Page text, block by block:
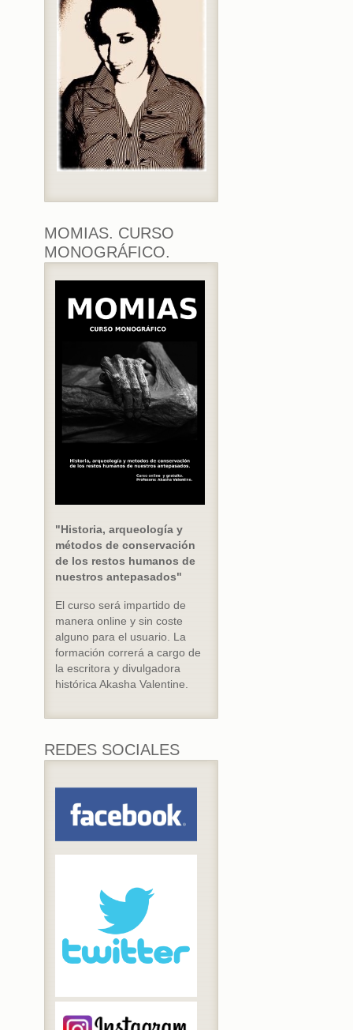
MOMIAS. CURSO
MONOGRÁFICO.
"Historia, arqueología y
métodos de conservación
de los restos humanos de
nuestros antepasados"
El curso será impartido de
manera online y sin coste
alguno para el usuario. La
formación correrá a cargo de
la escritora y divulgadora
histórica Akasha Valentine.
REDES SOCIALES